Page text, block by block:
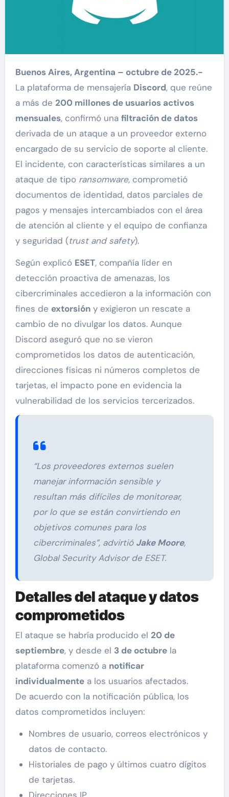
Buenos Aires, Argentina – octubre de 2025.-
La plataforma de mensajería Discord, que reúne
a más de 200 millones de usuarios activos
mensuales, confirmó una filtración de datos
derivada de un ataque a un proveedor externo
encargado de su servicio de soporte al cliente.
El incidente, con características similares a un
ataque de tipo ransomware, comprometió
documentos de identidad, datos parciales de
pagos y mensajes intercambiados con el área
de atención al cliente y el equipo de confianza
y seguridad (trust and safety).
Según explicó ESET, compañía líder en
detección proactiva de amenazas, los
cibercriminales accedieron a la información con
fines de extorsióny exigieron un rescate a
cambio de no divulgar los datos. Aunque
Discord aseguró que no se vieron
comprometidos los datos de autenticación,
direcciones físicas ni números completos de
tarjetas, el impacto pone en evidencia la
vulnerabilidad de los servicios tercerizados.
“Los proveedores externos suelen
manejar información sensible y
resultan más difíciles de monitorear,
por lo que se están convirtiendo en
objetivos comunes para los
cibercriminales”, advirtió Jake Moore,
Global Security Advisor de ESET.
Detalles del ataque y datos
comprometidos
El ataque se habría producido el 20 de
septiembre, y desde el 3 de octubrela
plataforma comenzó a notificar
individualmentea los usuarios afectados.
De acuerdo con la notificación pública, los
datos comprometidos incluyen:
Nombres de usuario, correos electrónicos y
datos de contacto.
Historiales de pago y últimos cuatro dígitos
de tarjetas.